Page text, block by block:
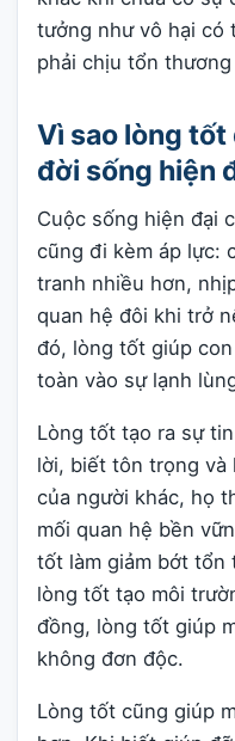
tưởng như vô hại có
phải chịu tổn
Vì sao lòng
đời sống hiện
Cuộc sống hiện đại
cũng đi kèm áp lực:
tranh nhiều hơn,
quan hệ đôi khi trở
đó, lòng tốt giúp
toàn vào sự lạnh
Lòng tốt tạo ra sự
lời, biết tôn trọng và
của người khác, họ
mối quan hệ bền
tốt làm giảm bớt tổn
lòng tốt tạo môi
đồng, lòng tốt giúp
không đơn độc.
Lòng tốt cũng giúp